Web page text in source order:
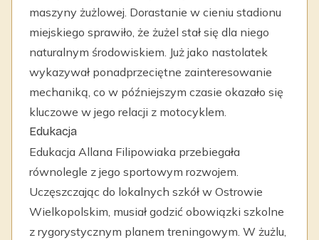
maszyny żużlowej. Dorastanie w cieniu stadionu
miejskiego sprawiło, że żużel stał się dla niego
naturalnym środowiskiem. Już jako nastolatek
wykazywał ponadprzeciętne zainteresowanie
mechaniką, co w późniejszym czasie okazało się
kluczowe w jego relacji z motocyklem.
Edukacja
Edukacja Allana Filipowiaka przebiegała
równolegle z jego sportowym rozwojem.
Uczęszczając do lokalnych szkół w Ostrowie
Wielkopolskim, musiał godzić obowiązki szkolne
z rygorystycznym planem treningowym. W żużlu,